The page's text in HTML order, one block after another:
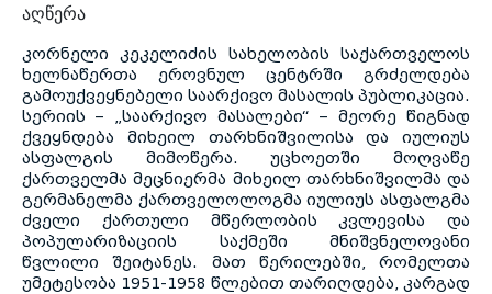
აღწერა
კორნელი კეკელიძის სახელობის საქართველოს
ხელნაწერთა ეროვნულ ცენტრში გრძელდება
გამოუქვეყნებელი საარქივო მასალის პუბლიკაცია.
სერიის – „საარქივო მასალები“ – მეორე წიგნად
ქვეყნდება მიხეილ თარხნიშვილისა და იულიუს
ასფალგის მიმოწერა. უცხოეთში მოღვაწე
ქართველმა მეცნიერმა მიხეილ თარხნიშვილმა და
გერმანელმა ქართველოლოგმა იულიუს ასფალგმა
ძველი ქართული მწერლობის კვლევისა და
პოპულარიზაციის საქმეში მნიშვნელოვანი
წვლილი შეიტანეს. მათ წერილებში, რომელთა
უმეტესობა 1951-1958 წლებით თარიღდება, კარგად